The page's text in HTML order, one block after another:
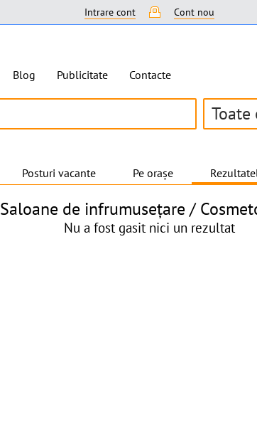
Intrare cont Cont nou
Blog Publicitate Contacte
Toate
Posturi vacante Pe orașe
Saloane de infrumusețare /
Nu a fost gasit nici un rezultat